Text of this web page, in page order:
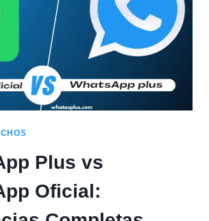
Plus vs
Oficial: